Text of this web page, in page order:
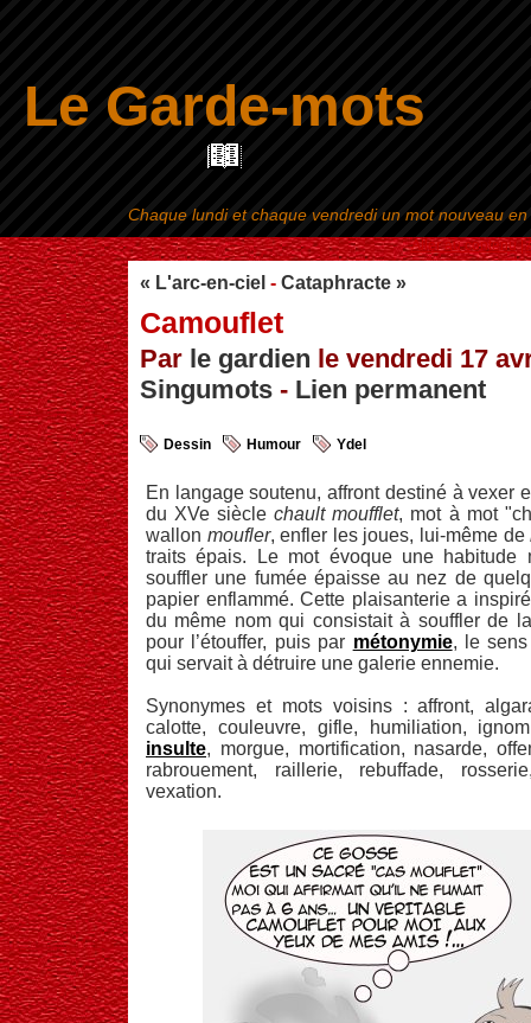
Le Garde-mots
Aller au contenu|
« L'arc-en-ciel - Cataphracte »
Camouflet
Par le gardien le vendredi 17
Singumots - Lien permanent
Dessin Humour Ydel
En langage soutenu, affront destiné à vexer
du XVe sièclechault moufflet, mot à mot
wallon moufler, enfler les joues, lui-même de
traits épais. Le mot évoque une habitude
souffler une fumée épaisse au nez de
papier enflammé. Cette plaisanterie a
du même nom qui consistait à souffler de
pour l’étouffer, puis par métonymie, le
qui servait à détruire une galerie ennemie.
Synonymes et mots voisins : affront,
calotte, couleuvre, gifle, humiliation,
insulte, morgue, mortification, nasarde,
rabrouement, raillerie, rebuffade,
vexation.
Chaque lundi et chaque vendredi un mot nouveau